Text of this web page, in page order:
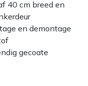
40 cm breed en
en demontage
gecoate